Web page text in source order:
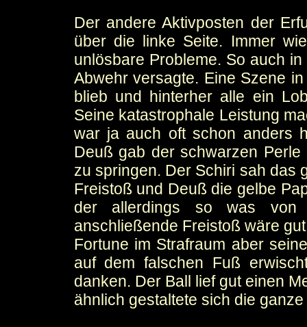
Der andere Aktivposten der
über die linke Seite. Immer
unlösbare Probleme. So auch
Abwehr versagte. Eine Szene
blieb und hinterher alle ein
Seine katastrophale Leistung
war ja auch oft schon anders
Deuß gab der schwarzen
zu springen. Der Schiri sah das
Freistoß und Deuß die gelbe
der allerdings so was von
anschließende Freistoß wäre
Fortune im Strafraum aber
auf dem falschen Fuß
danken. Der Ball lief gut einen
ähnlich gestaltete sich die